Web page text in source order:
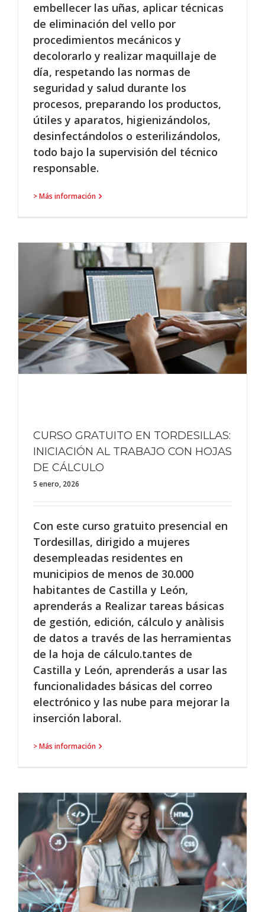
embellecer las uñas, aplicar técnicas
de eliminación del vello por
procedimientos mecánicos y
decolorarlo y realizar maquillaje de
día, respetando las normas de
seguridad y salud durante los
procesos, preparando los productos,
útiles y aparatos, higienizándolos,
desinfectándolos o esterilizándolos,
todo bajo la supervisión del técnico
responsable.
> Más información
CURSO GRATUITO EN TORDESILLAS:
INICIACIÓN AL TRABAJO CON HOJAS
DE CÁLCULO
5 enero, 2026
Con este curso gratuito presencial en
Tordesillas, dirigido a mujeres
desempleadas residentes en
municipios de menos de 30.000
habitantes de Castilla y León,
aprenderás a Realizar tareas básicas
de gestión, edición, cálculo y anàlisis
de datos a través de las herramientas
de la hoja de cálculo.tantes de
Castilla y León, aprenderás a usar las
funcionalidades básicas del correo
electrónico y las nube para mejorar la
inserción laboral.
> Más información